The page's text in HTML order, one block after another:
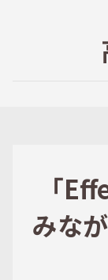
「
みな